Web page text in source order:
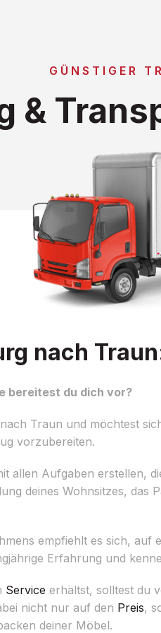
GÜNSTIGER
&
nach
bereitest du dich vor?
Traun und möchtest
vorzubereiten.
allen Aufgaben erstellen,
deines Wohnsitzes,
empfiehlt es sich,
Erfahrung und
Service erhältst, solltest du
nicht nur auf den Preis,
deiner Möbel.